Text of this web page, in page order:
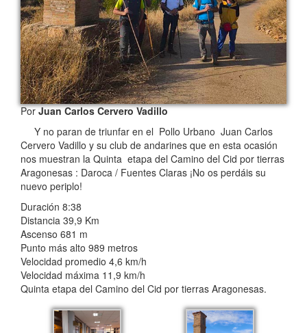
PorJuan Carlos Cervero Vadillo
Y no paran de triunfar en el Pollo Urbano Juan Carlos
Cervero Vadillo y su club de andarines que en esta ocasión
nos muestran la Quinta etapa del Camino del Cid por tierras
Aragonesas : Daroca / Fuentes Claras ¡No os perdáis su
nuevo periplo!
Duración 8:38
Distancia 39,9 Km
Ascenso 681 m
Punto más alto 989 metros
Velocidad promedio 4,6 km/h
Velocidad máxima 11,9 km/h
Quinta etapa del Camino del Cid por tierras Aragonesas.